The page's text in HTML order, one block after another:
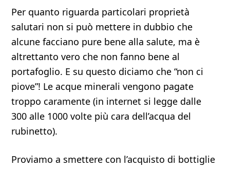
Per quanto riguarda particolari proprietà
salutari non si può mettere in dubbio che
alcune facciano pure bene alla salute, ma è
altrettanto vero che non fanno bene al
portafoglio. E su questo diciamo che “non ci
piove”! Le acque minerali vengono pagate
troppo caramente (in internet si legge dalle
300 alle 1000 volte più cara dell’acqua del
rubinetto).
Proviamo a smettere con l’acquisto di bottiglie